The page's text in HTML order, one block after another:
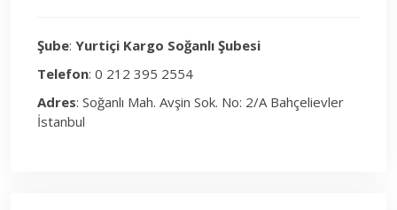
Şube: Yurtiçi Kargo Soğanlı Şubesi
Telefon: 0 212 395 2554
Adres: Soğanlı Mah. Avşin Sok. No: 2/A Bahçelievler
İstanbul